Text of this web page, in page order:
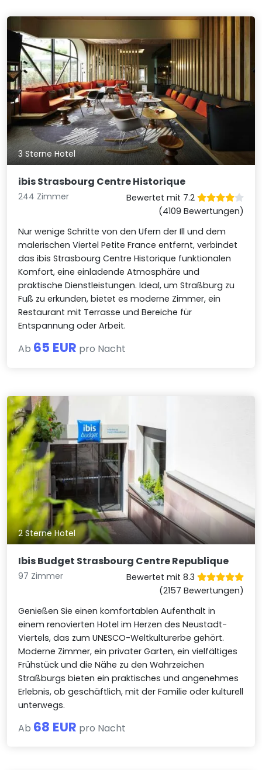
3 Sterne Hotel
ibis Strasbourg Centre Historique
244 Zimmer
Bewertet mit 7.2
(4109 Bewertungen)
Nur wenige Schritte von den Ufern der Ill und dem
malerischen Viertel Petite France entfernt, verbindet
das ibis Strasbourg Centre Historique funktionalen
Komfort, eine einladende Atmosphäre und
praktische Dienstleistungen. Ideal, um Straßburg zu
Fuß zu erkunden, bietet es moderne Zimmer, ein
Restaurant mit Terrasse und Bereiche für
Entspannung oder Arbeit.
Ab 65 EUR pro Nacht
2 Sterne Hotel
Ibis Budget Strasbourg Centre Republique
97 Zimmer
Bewertet mit 8.3
(2157 Bewertungen)
Genießen Sie einen komfortablen Aufenthalt in
einem renovierten Hotel im Herzen des Neustadt-
Viertels, das zum UNESCO-Weltkulturerbe gehört.
Moderne Zimmer, ein privater Garten, ein vielfältiges
Frühstück und die Nähe zu den Wahrzeichen
Straßburgs bieten ein praktisches und angenehmes
Erlebnis, ob geschäftlich, mit der Familie oder kulturell
unterwegs.
Ab 68 EUR pro Nacht